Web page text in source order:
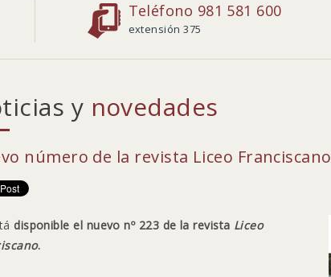
Teléfono 981 581 600
extensión 375
y novedades
número de la revista Liceo Franciscano
disponible el nuevo nº 223 de la revista Liceo
.